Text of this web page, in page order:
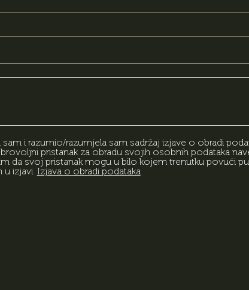
i razumio/razumjela sam sadržaj izjave o obradi
pristanak za obradu svojih osobnih podataka
da svoj pristanak mogu u bilo kojem trenutku povući
u izjavi. Izjava o obradi podataka